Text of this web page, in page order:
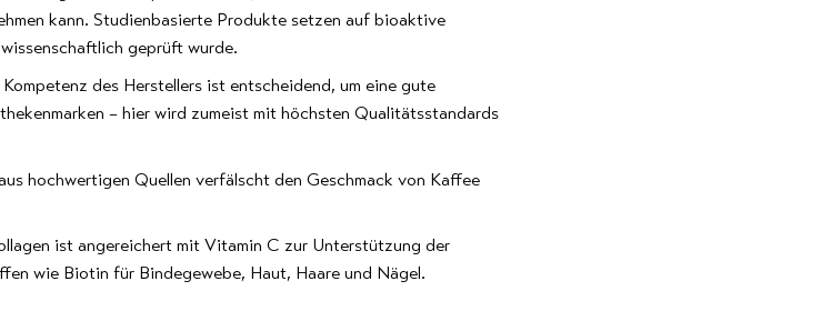
kann. Studienbasierte Produkte setzen auf bioaktive
geprüft wurde.
des Herstellers ist entscheidend, um eine gute
– hier wird zumeist mit höchsten Qualitätsstandards
hochwertigen Quellen verfälscht den Geschmack von Kaffee
ist angereichert mit Vitamin C zur Unterstützung der
wie Biotin für Bindegewebe, Haut, Haare und Nägel.